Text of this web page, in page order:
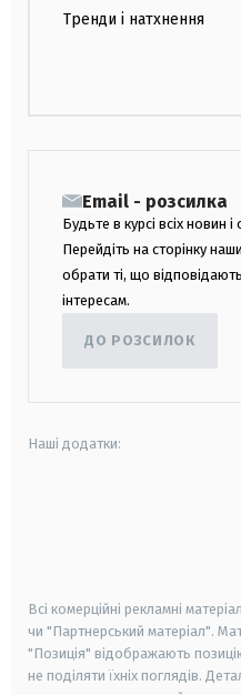
Тренди і натхнення
Email - розсилка
Будьте в курсі всіх новин
Перейдіть на сторінку
обрати ті, що
інтересам.
ДО РОЗСИЛОК
Наші додатки:
Всі комерційні рекламні
чи "Партнерський матеріал".
"Позиція" відображають
не поділяти їхніх поглядів.